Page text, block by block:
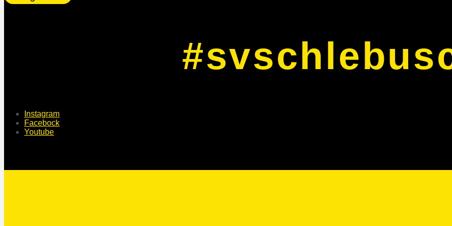
Instagram
Facebock
Youtube